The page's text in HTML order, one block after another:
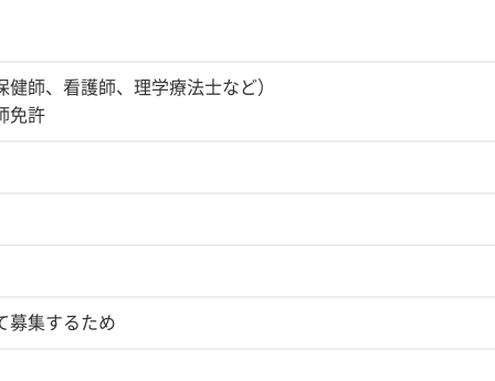
師、看護師、理学療法士など）
免許
募集するため